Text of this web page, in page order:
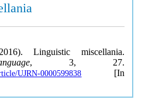
Linguistic miscellania.
, 3, 27.
UJRN-0000599838 [In